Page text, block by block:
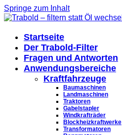
Springe zum Inhalt
Trabold – filtern statt Öl wechseln
Startseite
Der Trabold-Filter
Fragen und Antworten
Anwendungsbereiche
Kraftfahrzeuge
Baumaschinen
Landmaschinen
Traktoren
Gabelstapler
Windkrafträder
Blockheizkraftwerke
Transformatoren